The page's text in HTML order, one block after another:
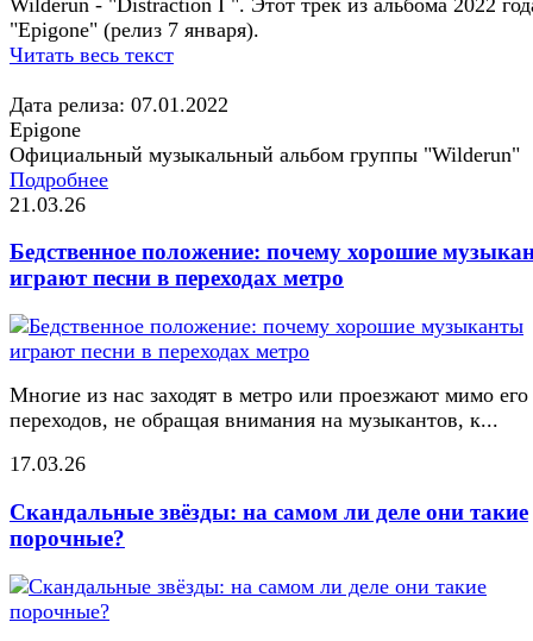
"Epigone" (релиз 7 января).
Читать весь текст
Дата релиза: 07.01.2022
Epigone
Официальный музыкальный альбом группы "Wilderun"
Подробнее
21.03.26
Бедственное положение: почему хорошие
играют песни в переходах метро
Многие из нас заходят в метро или проезжают мимо его
переходов, не обращая внимания на музыкантов, к...
17.03.26
Скандальные звёзды: на самом ли деле они такие
порочные?